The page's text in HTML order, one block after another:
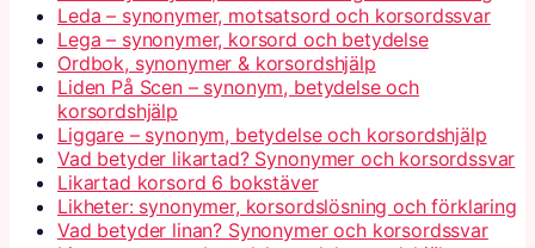
Leda – synonymer, motsatsord och korsordssvar
Lega – synonymer, korsord och betydelse
Ordbok, synonymer & korsordshjälp
Liden På Scen – synonym, betydelse och
korsordshjälp
Liggare – synonym, betydelse och korsordshjälp
Vad betyder likartad? Synonymer och korsordssvar
Likartad korsord 6 bokstäver
Likheter: synonymer, korsordslösning och förklaring
Vad betyder linan? Synonymer och korsordssvar